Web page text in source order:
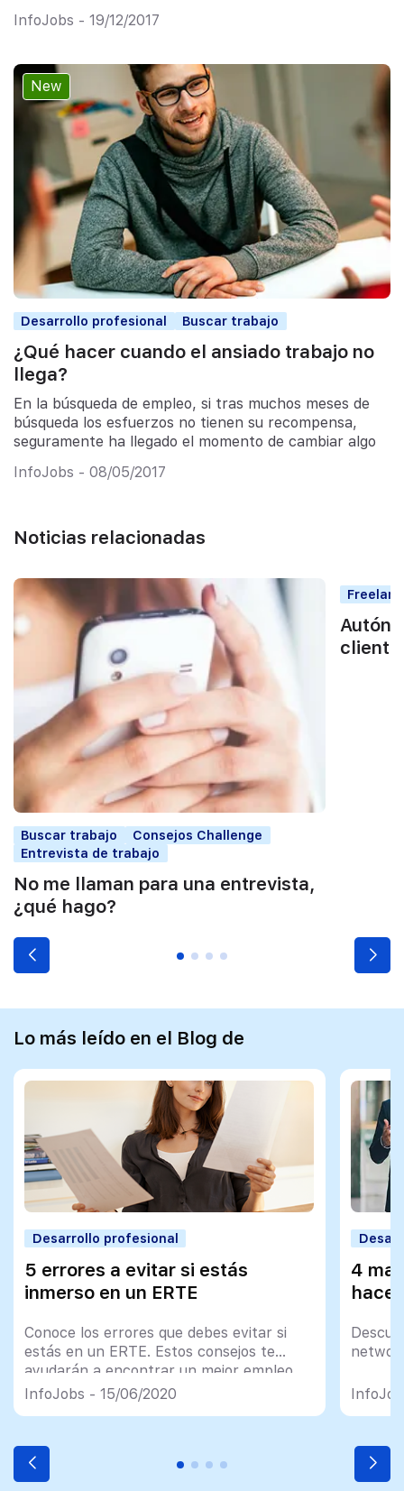
InfoJobs - 19/12/2017
New
Desarrollo profesional Buscar trabajo
¿Qué hacer cuando el ansiado trabajo no
llega?
En la búsqueda de empleo, si tras muchos meses de
búsqueda los esfuerzos no tienen su recompensa,
seguramente ha llegado el momento de cambiar algo
InfoJobs - 08/05/2017
Noticias relacionadas
Buscar trabajo
Consejos Challenge
Entrevista de trabajo
No me llaman para una entrevista,
¿qué hago?
Lo más leído en el Blog de
Desarrollo profesional
5 errores a evitar si estás
inmerso en un ERTE
Conoce los errores que debes evitar si
estás en un ERTE. Estos consejos te
ayudarán a encontrar un mejor empleo.
InfoJobs - 15/06/2020
4